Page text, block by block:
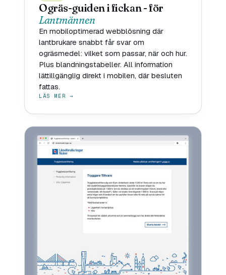
Ogräs-guiden i fickan - för
Lantmännen
En mobiloptimerad webblösning där
lantbrukare snabbt får svar om
ogräsmedel: vilket som passar, när och hur.
Plus blandningstabeller. All information
lättillgänglig direkt i mobilen, där besluten
fattas.
LÄS MER →